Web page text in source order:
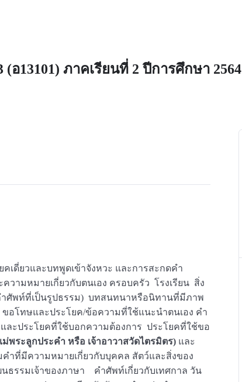
13101) ภาคเรียนที่ 2 ปีการศึกษา 2564
ยคเดี่ยวและบทพูดเข้าจังหวะ และการสะกดคำ
ามหมายเกี่ยวกับตนเอง ครอบครัว โรงเรียน สิ่ง
ศัพท์ที่เป็นรูปธรรม) บทสนทนาหรือนิทานที่มีภาพ
โทษและประโยค/ข้อความที่ใช้แนะนำตนเอง คำ
ะประโยคที่ใช้บอกความต้องการ ประโยคที่ใช้ขอ
ม่พระลูกประคำ หรือ เจ้าอาวาสวัดไตรมิตร) และ
ำที่มีความหมายเกี่ยวกับบุคคล สัตว์และสิ่งของ
ธรรมเจ้าของภาษา คำศัพท์เกี่ยวกับเทศกาล วัน